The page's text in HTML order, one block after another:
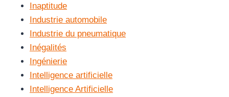
Inaptitude
Industrie automobile
Industrie du pneumatique
Inégalités
Ingénierie
Intelligence artificielle
Intelligence Artificielle